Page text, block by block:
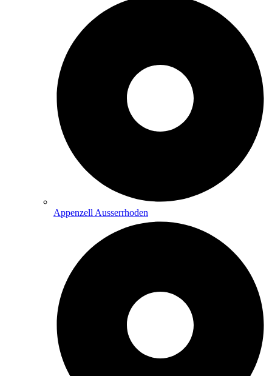
Appenzell Ausserrhoden